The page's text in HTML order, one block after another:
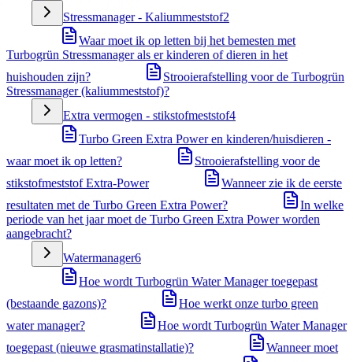
Stressmanager - Kaliummeststof2
Waar moet ik op letten bij het bemesten met
Turbogrün Stressmanager als er kinderen of dieren in het
huishouden zijn?
Strooierafstelling voor de Turbogrün
Stressmanager (kaliummeststof)?
Extra vermogen - stikstofmeststof4
Turbo Green Extra Power en kinderen/huisdieren -
waar moet ik op letten?
Strooierafstelling voor de
stikstofmeststof Extra-Power
Wanneer zie ik de eerste
resultaten met de Turbo Green Extra Power?
In welke
periode van het jaar moet de Turbo Green Extra Power worden
aangebracht?
Watermanager6
Hoe wordt Turbogrün Water Manager toegepast
(bestaande gazons)?
Hoe werkt onze turbo green
water manager?
Hoe wordt Turbogrün Water Manager
toegepast (nieuwe grasmatinstallatie)?
Wanneer moet